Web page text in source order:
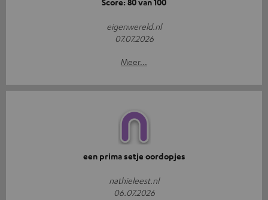
eigenwereld.nl
07.07.2026
Meer...
een prima setje oordopjes
nathieleest.nl
06.07.2026